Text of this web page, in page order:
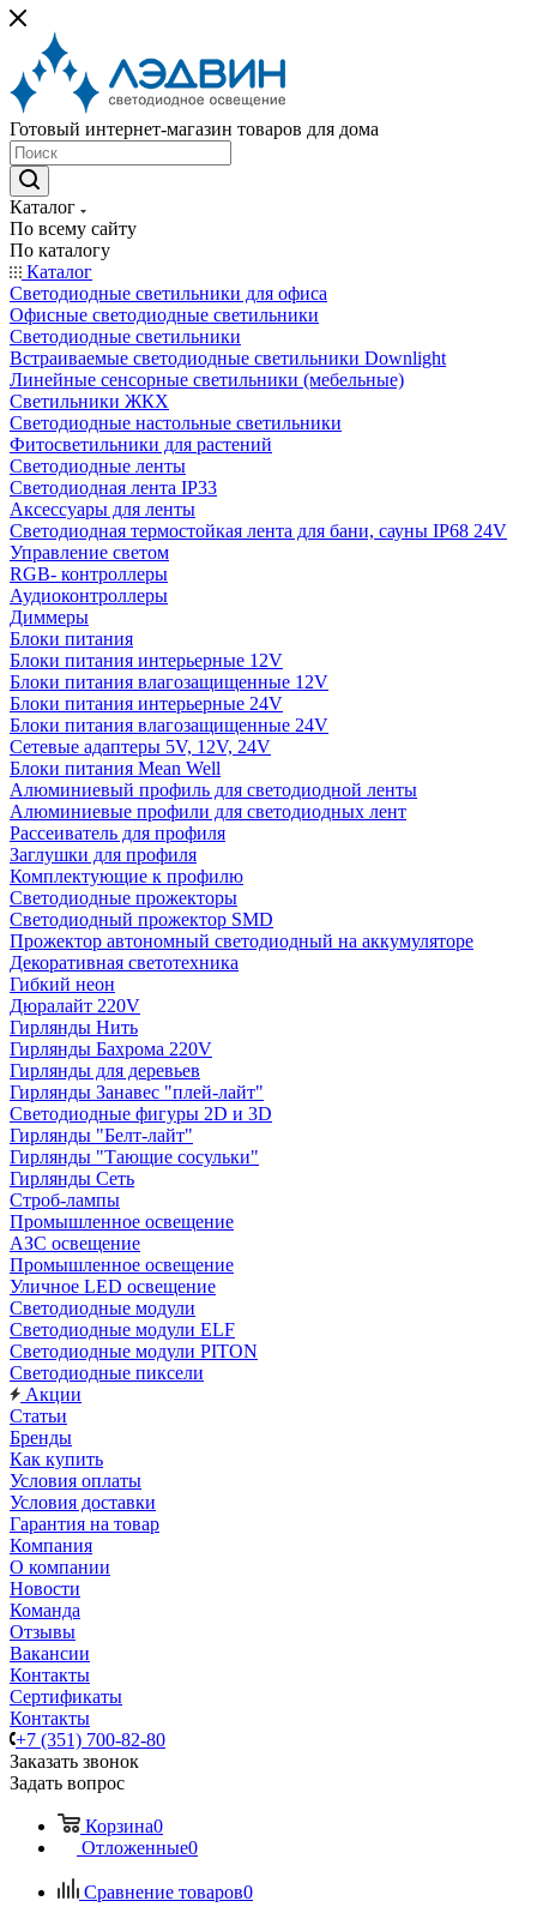
Готовый интернет-магазин товаров для дома
Каталог
По всему сайту
По каталогу
Каталог
Светодиодные светильники для офиса
Офисные светодиодные светильники
Светодиодные светильники
Встраиваемые светодиодные светильники Downlight
Линейные сенсорные светильники (мебельные)
Светильники ЖКХ
Светодиодные настольные светильники
Фитосветильники для растений
Светодиодные ленты
Светодиодная лента IP33
Аксессуары для ленты
Светодиодная термостойкая лента для бани, сауны IP68 24V
Управление светом
RGB- контроллеры
Аудиоконтроллеры
Диммеры
Блоки питания
Блоки питания интерьерные 12V
Блоки питания влагозащищенные 12V
Блоки питания интерьерные 24V
Блоки питания влагозащищенные 24V
Сетевые адаптеры 5V, 12V, 24V
Блоки питания Mean Well
Алюминиевый профиль для светодиодной ленты
Алюминиевые профили для светодиодных лент
Рассеиватель для профиля
Заглушки для профиля
Комплектующие к профилю
Светодиодные прожекторы
Светодиодный прожектор SMD
Прожектор автономный светодиодный на аккумуляторе
Декоративная светотехника
Гибкий неон
Дюралайт 220V
Гирлянды Нить
Гирлянды Бахрома 220V
Гирлянды для деревьев
Гирлянды Занавес "плей-лайт"
Светодиодные фигуры 2D и 3D
Гирлянды "Белт-лайт"
Гирлянды "Тающие сосульки"
Гирлянды Сеть
Строб-лампы
Промышленное освещение
АЗС освещение
Промышленное освещение
Уличное LED освещение
Светодиодные модули
Светодиодные модули ELF
Светодиодные модули PITON
Светодиодные пиксели
Акции
Статьи
Бренды
Как купить
Условия оплаты
Условия доставки
Гарантия на товар
Компания
О компании
Новости
Команда
Отзывы
Вакансии
Контакты
Сертификаты
Контакты
+7 (351) 700-82-80
Заказать звонок
Задать вопрос
Корзина0
Отложенные0
Сравнение товаров0